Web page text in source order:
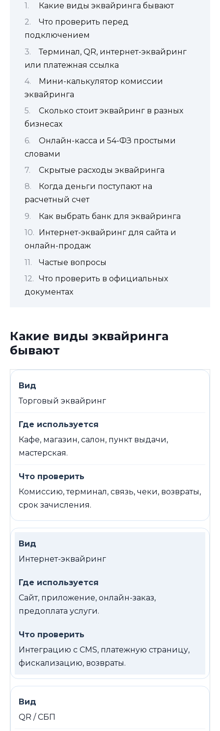
Какие виды эквайринга бывают
Что проверить перед
подключением
Терминал, QR, интернет-эквайринг
или платежная ссылка
Мини-калькулятор комиссии
эквайринга
Сколько стоит эквайринг в разных
бизнесах
Онлайн-касса и 54-ФЗ простыми
словами
Скрытые расходы эквайринга
Когда деньги поступают на
расчетный счет
Как выбрать банк для эквайринга
Интернет-эквайринг для сайта и
онлайн-продаж
Частые вопросы
Что проверить в официальных
документах
Какие виды эквайринга
бывают
Торговый эквайринг
Кафе, магазин, салон, пункт выдачи,
мастерская.
Комиссию, терминал, связь, чеки, возвраты,
срок зачисления.
Интернет-эквайринг
Сайт, приложение, онлайн-заказ,
предоплата услуги.
Интеграцию с CMS, платежную страницу,
фискализацию, возвраты.
QR / СБП